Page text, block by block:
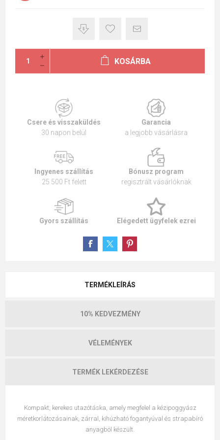
KOSÁRBA
Csere és visszaküldés
30 napon belül
Garancia
a legjobb vásárlásra
Ingyenes szállítás
25 500 Ft felett
Bónusz program
regisztrált vásárlóknak
Gyors szállítás Elégedett ügyfelek ezrei
TERMÉKLEÍRÁS
10% KEDVEZMÉNY
VÉLEMÉNYEK
TERMÉK LEKÉRDEZÉSE
Kompakt, kerekes utazótáska, amely megfelel a kézipoggyász
méretkorlátozásainak, zárral, kihúzható fogantyúval és strapabíró
anyagból készült.